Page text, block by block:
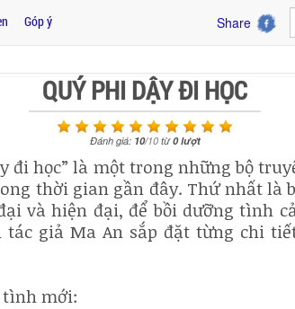
Góp ý Share
QUÝ PHI DẬY ĐI HỌC
Đánh giá: 10/10từ0lượt
đi học” là một trong những bộ
thời gian gần đây. Thứ nhất là
và hiện đại, để bồi dưỡng tình
giả Ma An sắp đặt từng chi
tình mới: